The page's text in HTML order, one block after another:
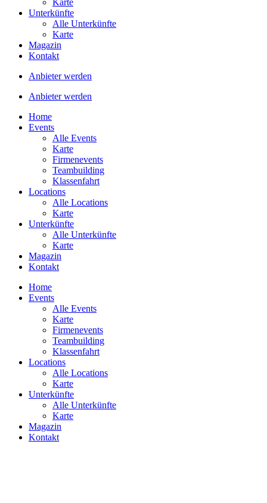
Unterkünfte
Alle Unterkünfte
Karte
Magazin
Kontakt
Anbieter werden
Anbieter werden
Home
Events
Alle Events
Karte
Firmenevents
Teambuilding
Klassenfahrt
Locations
Alle Locations
Karte
Unterkünfte
Alle Unterkünfte
Karte
Magazin
Kontakt
Home
Events
Alle Events
Karte
Firmenevents
Teambuilding
Klassenfahrt
Locations
Alle Locations
Karte
Unterkünfte
Alle Unterkünfte
Karte
Magazin
Kontakt